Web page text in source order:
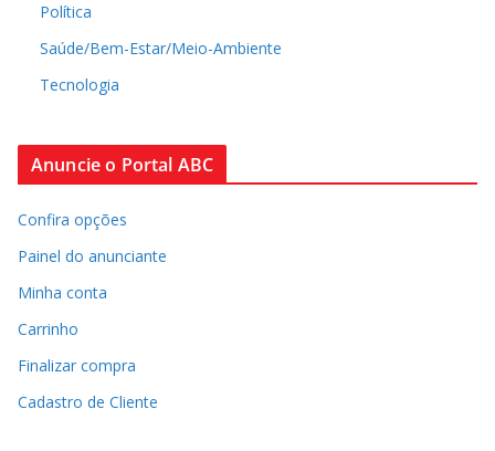
Política
Saúde/Bem-Estar/Meio-Ambiente
Tecnologia
Anuncie o Portal ABC
Confira opções
Painel do anunciante
Minha conta
Carrinho
Finalizar compra
Cadastro de Cliente